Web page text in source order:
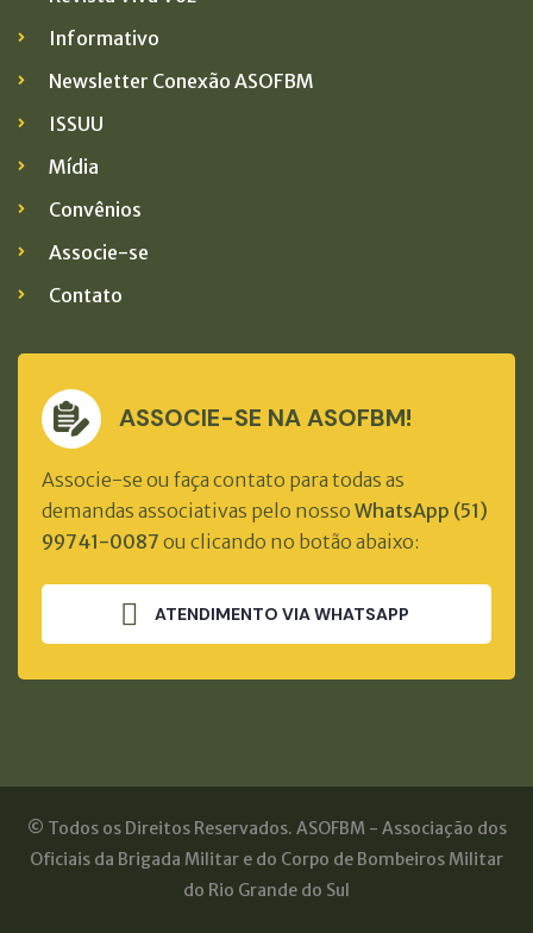
Informativo
Newsletter Conexão ASOFBM
ISSUU
Mídia
Convênios
Associe-se
Contato
ASSOCIE-SE NA ASOFBM!
Associe-se ou faça contato para todas as
demandas associativas pelo nosso WhatsApp (51)
99741-0087 ou clicando no botão abaixo:
ATENDIMENTO VIA WHATSAPP
© Todos os Direitos Reservados. ASOFBM - Associação dos
Oficiais da Brigada Militar e do Corpo de Bombeiros Militar
do Rio Grande do Sul